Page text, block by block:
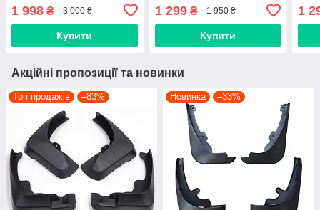
1 998 ₴ 3 000 ₴
Купити
2024, 2025 комплект 4 шт
5E3075111, 5E3075101
1 299₴ 1 950 ₴
Купити
1
Акційні пропозиції та новинки
Топ продажів –83% Новинка –33%